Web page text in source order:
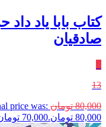
کتاب بابا یاد
صادقیان
13
80,000 تومان price was:
80,000 تومان.
70,000